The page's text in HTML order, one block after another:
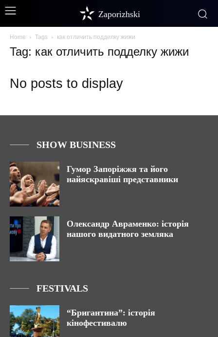
Zaporizhski
Home Tags как отличить подделку жижи
Tag: как отличить подделку жижи
No posts to display
SHOW BUSINESS
Гумор Запоріжжя та його
найяскравіші представники
Олександр Авраменко: історія
нашого видатного земляка
FESTIVALS
“Бригантина”: історія
кінофестивалю